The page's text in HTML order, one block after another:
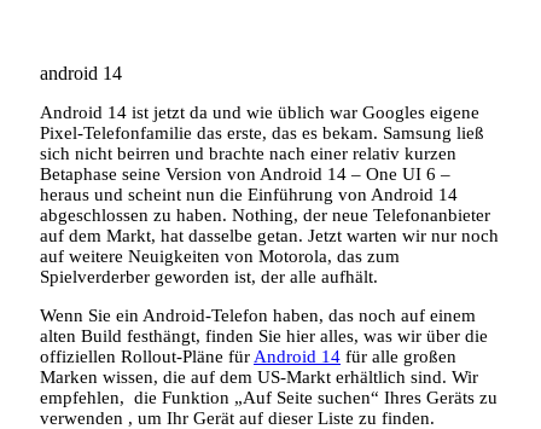
android 14
Android 14 ist jetzt da und wie üblich war Googles eigene
Pixel-Telefonfamilie das erste, das es bekam. Samsung ließ
sich nicht beirren und brachte nach einer relativ kurzen
Betaphase seine Version von Android 14 – One UI 6 –
heraus und scheint nun die Einführung von Android 14
abgeschlossen zu haben. Nothing, der neue Telefonanbieter
auf dem Markt, hat dasselbe getan. Jetzt warten wir nur noch
auf weitere Neuigkeiten von Motorola, das zum
Spielverderber geworden ist, der alle aufhält.
Wenn Sie ein Android-Telefon haben, das noch auf einem
alten Build festhängt, finden Sie hier alles, was wir über die
offiziellen Rollout-Pläne für Android 14 für alle großen
Marken wissen, die auf dem US-Markt erhältlich sind. Wir
empfehlen, die Funktion „Auf Seite suchen“ Ihres Geräts zu
verwenden , um Ihr Gerät auf dieser Liste zu finden.